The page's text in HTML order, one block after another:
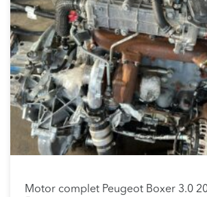
Motor complet Peugeot Boxer 3.0